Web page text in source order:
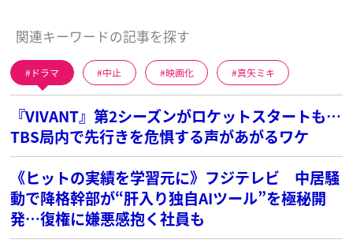
関連キーワードの記事を探す
ドラマ 中止 映画化 真矢ミキ
『VIVANT』第2シーズンがロケットスタートも…
TBS局内で先行きを危惧する声があがるワケ
《ヒットの実績を学習元に》フジテレビ 中居騒
動で降格幹部が“肝入り独自AIツール”を極秘開
発…復権に嫌悪感抱く社員も